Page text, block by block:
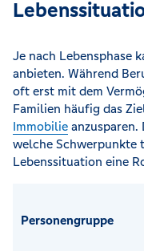
Je nach Lebensphase
anbieten. Während
oft erst mit dem
Familien häufig das
Immobilie
welche Schwerpunkte
Lebenssituation eine
Personengruppe